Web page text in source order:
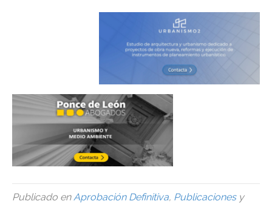
Publicado enAprobación Definitiva, Publicacionesy